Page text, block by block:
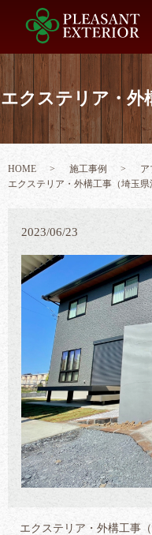
エクステリア・外
HOME 施工事例
ア
エクステリア・外構工事（埼玉県
2023/06/23
エクステリア・外構工事